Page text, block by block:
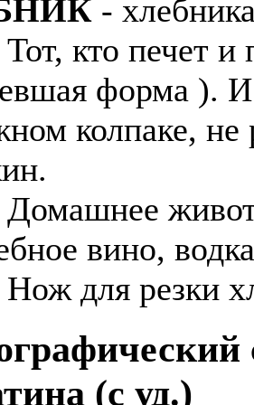
-
Тот, кто печет
форма ).
колпаке, не
Домашнее
вино,
для резки
(c уд.)